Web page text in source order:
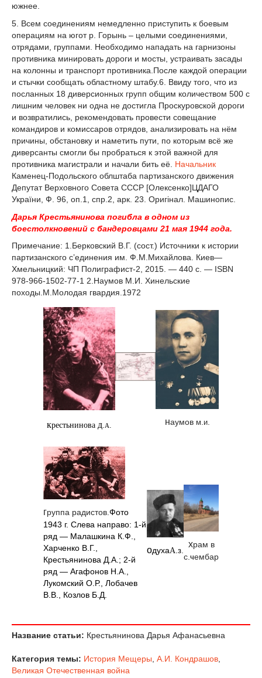
южнее.
5. Всем соединениям немедленно приступить к боевым
операциям на югот р. Горынь – целыми соединениями,
отрядами, группами. Необходимо нападать на гарнизоны
противника минировать дороги и мосты, устраивать засады
на колонны и транспорт противника.После каждой операции
и стычки сообщать областному штабу.6. Ввиду того, что из
посланных 18 диверсионных групп общим количеством 500 с
лишним человек ни одна не достигла Проскуровской дороги
и возвратились, рекомендовать провести совещание
командиров и комиссаров отрядов, анализировать на нём
причины, обстановку и наметить пути, по которым всё же
диверсанты смогли бы пробраться к этой важной для
противника магистрали и начали бить её. Начальник
Каменец-Подольского облштаба партизанского движения
Депутат Верховного Совета СССР [Олексенко]ЦДАГО
України, Ф. 96, оп.1, спр.2, арк. 23. Оригінал. Машинопис.
Дарья Крестьянинова погибла в одном из
боестолкновений с бандеровцами 21 мая 1944 года.
Примечание: 1.Берковский В.Г. (сост.) Источники к истории
партизанского с’единения им. Ф.М.Михайлова. Киев—
Хмельницкий: ЧП Полиграфист-2, 2015. — 440 с. — ISBN
978-966-1502-77-1 2.Наумов М.И. Хинельские
походы.М.Молодая гвардия.1972
крестьнинова д А наумов м.и.
группа радистов.Фото
1943 г. Слева направо: 1-й
ряд — Малашкина К.Ф.,
Харченко В.Г.,
Крестьянинова Д.А.; 2-й
ряд — Агафонов Н.А.,
Лукомский О.Р., Лобачев
В.В., Козлов Б.Д.
одухаА з
храм в
с.чембар
Название статьи: Крестьянинова Дарья Афанасьевна
Категория темы: История Мещеры, А.И. Кондрашов,
Великая Отечественная война